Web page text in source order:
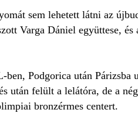
sem lehetett látni az
Varga Dániel együttese, és
Podgorica után Párizsba
után felült a lelátóra, de a
bronzérmes centert.